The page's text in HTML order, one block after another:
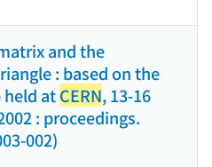
and the
: based on the
atCERN, 13-16
: proceedings.
002)